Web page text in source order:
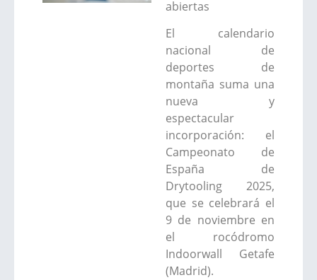
abiertas
El calendario
nacional de
deportes de
montaña suma una
nueva y
espectacular
incorporación: el
Campeonato de
España de
Drytooling 2025,
que se celebrará el
9 de noviembre en
el rocódromo
Indoorwall Getafe
(Madrid).